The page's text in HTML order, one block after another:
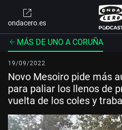
ondacero.es
MÁS DE UNO A CORUÑA
19/09/2022
Novo Mesoiro pide más
para paliar los llenos de
vuelta de los coles y